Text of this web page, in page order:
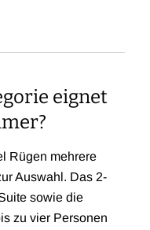
eignet
Rügen mehrere
Auswahl. Das 2-
sowie die
zu vier Personen